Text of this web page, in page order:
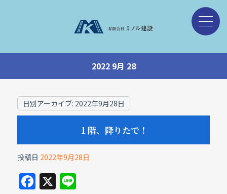
2022 9月 28
日別アーカイブ: 2022年9月28日
１階、降りたで！
投稿日 2022年9月28日
F X Li